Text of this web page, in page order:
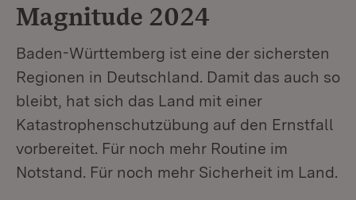
Magnitude 2024
Baden-Württemberg ist eine der sichersten
Regionen in Deutschland. Damit das auch so
bleibt, hat sich das Land mit einer
Katastrophenschutzübung auf den Ernstfall
vorbereitet. Für noch mehr Routine im
Notstand. Für noch mehr Sicherheit im Land.